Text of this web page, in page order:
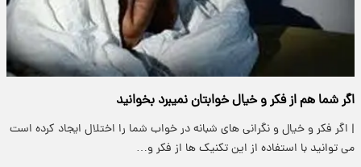
اگر شما هم از فکر و خیال خوابتان نمیبرد بخوانید
| اگر فکر و خیال و نگرانی های شبانه در خواب شما را اختلال ایجاد کرده است
می توانید با استفاده از این تکنیک ها از فکر و…